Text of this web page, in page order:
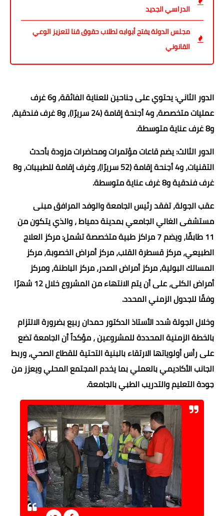
الدراسي الجديد
مجلس الدولة يفتح أبوابه لطلاب حقوق قنا لتعزيز الوعي
القانوني
الدور الثاني: يحتوي على جناحين للعناية الفائقة، و6 غرف
عمليات متخصصة، و4 أجنحة إقامة (24 سريرًا)، و8 غرف فندقية،
و8 غرف عناية متوسطة.
الدور الثالث: يضم قاعات مؤتمرات ومحاضرات مزودة بأحدث
التقنيات، و4 أجنحة إقامة (52 سريرًا)، وغرف إقامة للطبيبات، و8
غرف فندقية و8 غرف عناية متوسطة.
عقب الجولة، تفقد رئيس الجامعة والوفد المرافق مبنى
مستشفى الغالي الجامعي بمدينة دمياط ، والذي يتكون من
11 طابقًا، ويضم 7 مراكز طبية متخصصة تشمل: مركز العلاج
الطبيعي، مركز قسطرة القلب، مركز أمراض الخصوبة، مركز
المسالك البولية، مركز أمراض الصدر، مركز الباطنة، ومركز
أمراض الكلى، على أن يتم الانتهاء من المشروع خلال 12 شهرًا
وفقًا للجدول الزمني المحدد.
وخلال الجولة شدد الأستاذ الدكتور حمدان ربيع بضرورة الالتزام
بالخطة الزمنية المحددة للمشروعين ، مؤكداً أن الجامعة تضع
على رأس أولوياتها الارتقاء بالبنية التحتية للقطاع الصحي، وربط
الجانب الأكاديمي بالعملي بما يخدم المجتمع المحلي ويعزز من
جودة التعليم والتدريب الطبي بالجامعة.